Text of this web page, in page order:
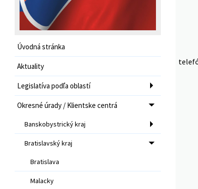
Úvodná stránka
Aktuality
Legislatíva podľa oblastí
Okresné úrady / Klientske centrá
Banskobystrický kraj
Bratislavský kraj
Bratislava
Malacky